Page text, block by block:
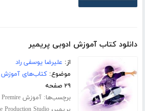
دانلود کتاب آموزش ادوبی پریمیر
از: علیرضا یوسفی راد
موضوع:کتاب‌های آموزش
۲۹ صفحه
برچسب‌ها:آموزش Adobe Premire
پریمیر
Production Studio